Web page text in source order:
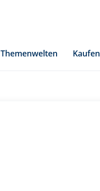
Themenwelten Kaufen